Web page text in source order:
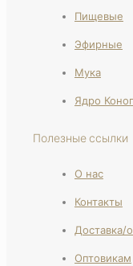
Пищевые
Эфирные
Мука
Ядро
Полезные ссылки
О нас
Контакты
Доставка/
Оптовикам